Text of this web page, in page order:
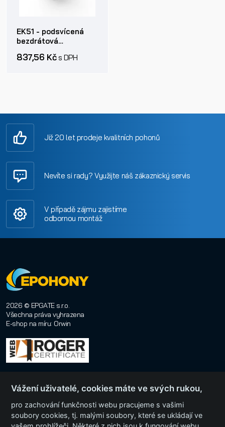
EK51 - podsvícená
bezdrátová
837,56 Kčs DPH
Již 20 let prodeje kvalitních pohonů
Nevíte si rady? Využijte náš zákaznický servis
V případě zájmu zajistíme
odbornou montáž
2026 © EPGATE s.r.o.
Všechna práva vyhrazena
E-shop na míru: Orwin
Vážení uživatelé, cookies máte ve svých rukou,
pro zachování funkčnosti webu pracujeme s vašimi
soubory cookies, tj. malými soubory, které se ukládají ve